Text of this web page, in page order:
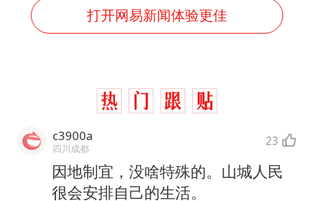
打开网易新闻体验更佳
c3900a
四川成都 23
因地制宜，没啥特殊的。山城人民
很会安排自己的生活。